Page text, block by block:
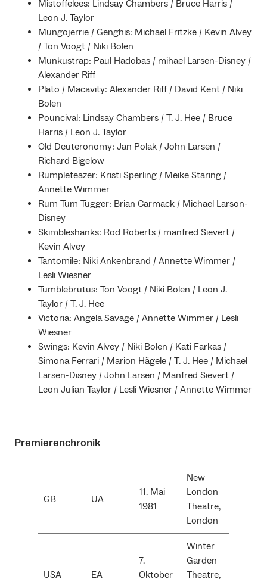
Mistoffelees: Lindsay Chambers / Bruce Harris /
Leon J. Taylor
Mungojerrie / Genghis: Michael Fritzke / Kevin Alvey
/ Ton Voogt / Niki Bolen
Munkustrap: Paul Hadobas / mihael Larsen-Disney /
Alexander Riff
Plato / Macavity: Alexander Riff / David Kent / Niki
Bolen
Pouncival: Lindsay Chambers / T. J. Hee / Bruce
Harris / Leon J. Taylor
Old Deuteronomy: Jan Polak / John Larsen /
Richard Bigelow
Rumpleteazer: Kristi Sperling / Meike Staring /
Annette Wimmer
Rum Tum Tugger: Brian Carmack / Michael Larson-
Disney
Skimbleshanks: Rod Roberts / manfred Sievert /
Kevin Alvey
Tantomile: Niki Ankenbrand / Annette Wimmer /
Lesli Wiesner
Tumblebrutus: Ton Voogt / Niki Bolen / Leon J.
Taylor / T. J. Hee
Victoria: Angela Savage / Annette Wimmer / Lesli
Wiesner
Swings: Kevin Alvey / Niki Bolen / Kati Farkas /
Simona Ferrari / Marion Hägele / T. J. Hee / Michael
Larsen-Disney / John Larsen / Manfred Sievert /
Leon Julian Taylor / Lesli Wiesner / Annette Wimmer
Premierenchronik
GB UA
11. Mai
1981
New
London
Theatre,
London
USA EA
7.
Oktober
Winter
Garden
Theatre,